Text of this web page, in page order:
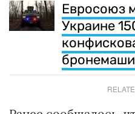
Евросоюз
Украине